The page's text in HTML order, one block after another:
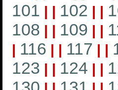
101 | | 102 | |
108 | | 109 | |
| 116 | | 117 | |
123 | | 124 | |